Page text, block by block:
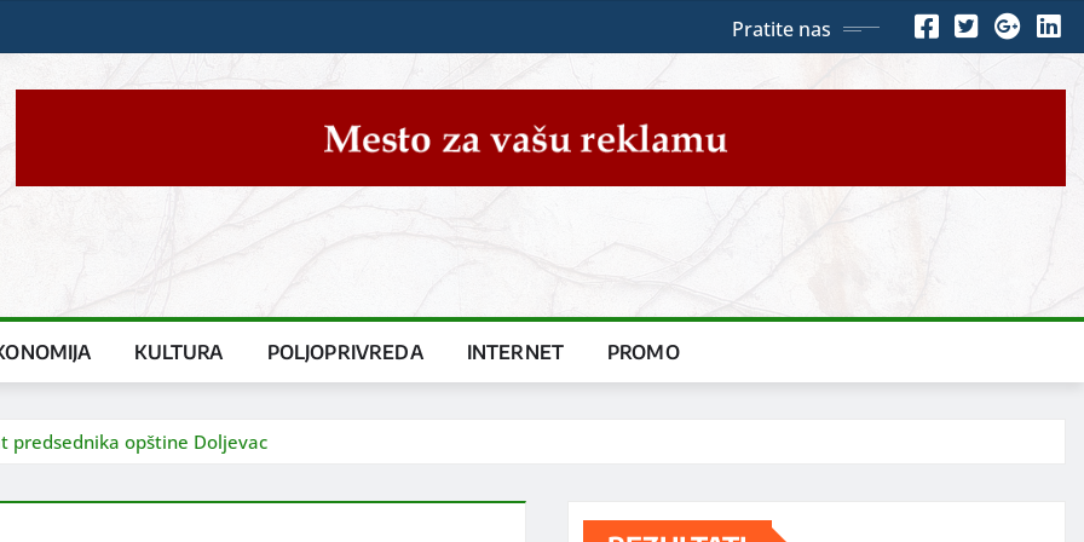
Pratite nas
KULTURA POLJOPRIVREDA INTERNET PROMO
predsednika opštine Doljevac